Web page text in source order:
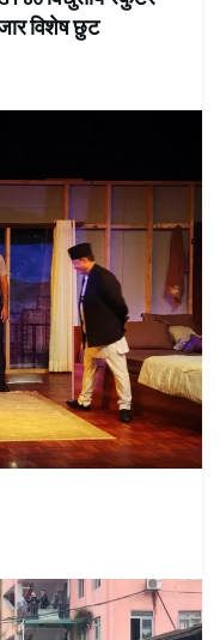
विशेष छुट